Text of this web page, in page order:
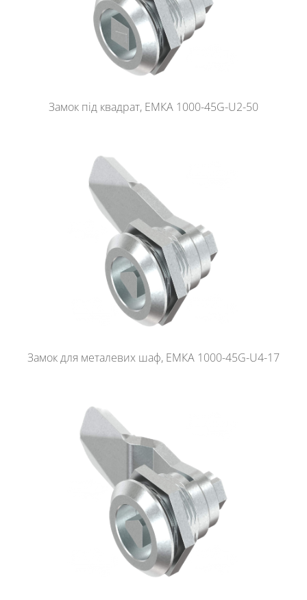
Замок під квадрат, ЕМКА 1000-45G-U2-50
Замок для металевих шаф, ЕМКА 1000-45G-U4-17